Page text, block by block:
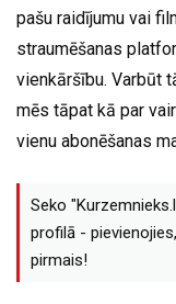
pašu raidījumu vai
straumēšanas
vienkāršību. Varbūt
mēs tāpat kā par
vienu abonēšanas
Seko
profilā -
pirmais!